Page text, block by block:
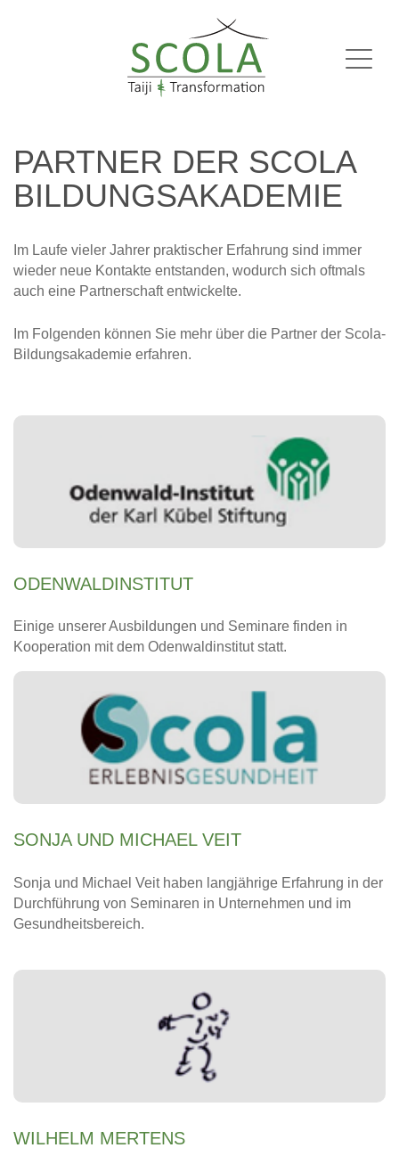
PARTNER DER SCOLA
BILDUNGSAKADEMIE
Im Laufe vieler Jahrer praktischer Erfahrung sind immer
wieder neue Kontakte entstanden, wodurch sich oftmals
auch eine Partnerschaft entwickelte.
Im Folgenden können Sie mehr über die Partner der Scola-
Bildungsakademie erfahren.
ODENWALDINSTITUT
Einige unserer Ausbildungen und Seminare finden in
Kooperation mit dem Odenwaldinstitut statt.
SONJA UND MICHAEL VEIT
Sonja und Michael Veit haben langjährige Erfahrung in der
Durchführung von Seminaren in Unternehmen und im
Gesundheitsbereich.
WILHELM MERTENS